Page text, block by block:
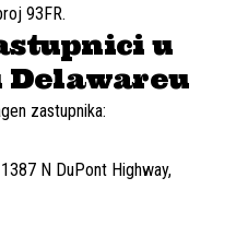
93FR.
u
zastupnika:
N DuPont Highway,